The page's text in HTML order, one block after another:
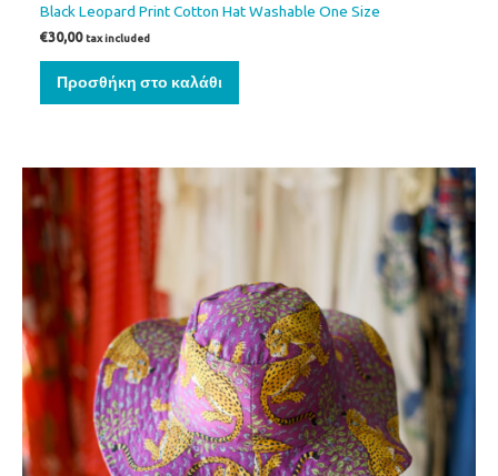
Black Leopard Print Cotton Hat Washable One Size
€30,00 tax included
Προσθήκη στο καλάθι